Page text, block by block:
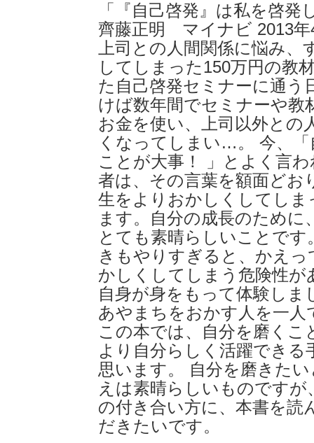
「『自己啓発』は私を啓発
齊藤正明 マイナビ 2013年
上司との人間関係に悩み、
してしまった150万円の教
た自己啓発セミナーに通
けば数年間でセミナーや教
お金を使い、上司以外との
くなってしまい…。 今、
ことが大事！ 」とよく言
者は、その言葉を額面どお
生をよりおかしくしてしま
ます。自分の成長のために
とても素晴らしいことです
きもやりすぎると、かえっ
かしくしてしまう危険性が
自身が身をもって体験しま
あやまちをおかす人を一人
この本では、自分を磨くこ
より自分らしく活躍できる
思います。 自分を磨きた
えは素晴らしいものですが
の付き合い方に、本書を読
だきたいです。